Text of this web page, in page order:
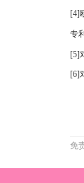
[4]
专
[5]
[6]
免